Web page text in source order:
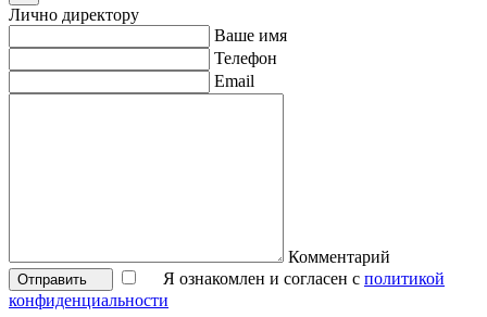
Лично директору
Ваше имя
Телефон
Email
Комментарий
Отправить Я ознакомлен и согласен с политикой
конфиденциальности